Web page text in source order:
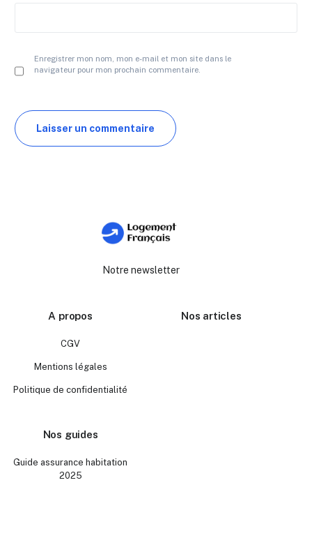
Enregistrer mon nom, mon e-mail et mon site dans le
navigateur pour mon prochain commentaire.
Notre newsletter
A propos
CGV
Mentions légales
Politique de confidentialité
Nos articles
Nos guides
Guide assurance habitation
2025